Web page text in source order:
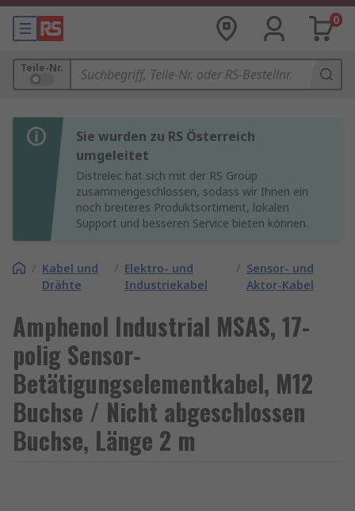
0
Teile-Nr.
Sie wurden zu RS Österreich
umgeleitet
Distrelec hat sich mit der RS Group
zusammengeschlossen, sodass wir Ihnen ein
noch breiteres Produktsortiment, lokalen
Support und besseren Service bieten können.
/ Kabel und
Drähte
/ Elektro- und
Industriekabel
/ Sensor- und
Aktor-Kabel
Amphenol Industrial MSAS, 17-
polig Sensor-
Betätigungselementkabel, M12
Buchse / Nicht abgeschlossen
Buchse, Länge 2 m